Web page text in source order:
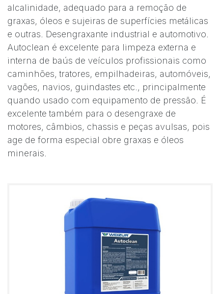
alcalinidade, adequado para a remoção de
graxas, óleos e sujeiras de superfícies metálicas
e outras. Desengraxante industrial e automotivo.
Autoclean é excelente para limpeza externa e
interna de baús de veículos profissionais como
caminhões, tratores, empilhadeiras, automóveis,
vagões, navios, guindastes etc., principalmente
quando usado com equipamento de pressão. É
excelente também para o desengraxe de
motores, câmbios, chassis e peças avulsas, pois
age de forma especial obre graxas e óleos
minerais.